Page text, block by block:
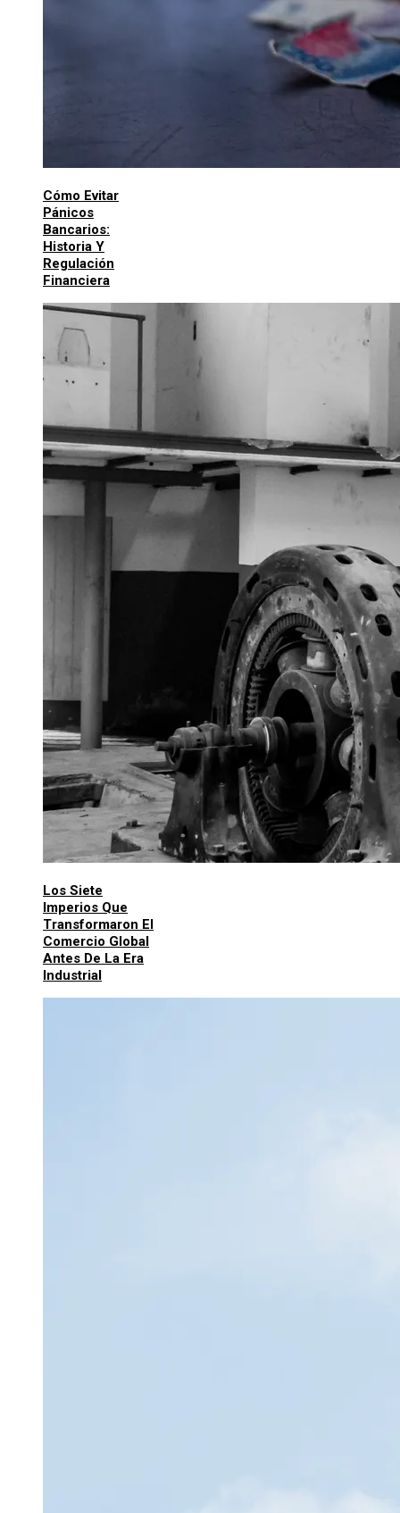
Cómo Evitar
Pánicos
Bancarios:
Historia Y
Regulación
Financiera
Los Siete
Imperios Que
Transformaron El
Comercio Global
Antes De La Era
Industrial